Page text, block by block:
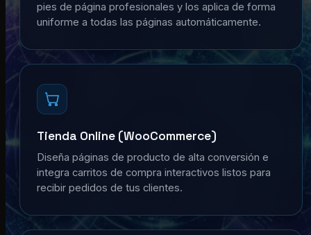
pies de página profesionales y los aplica de forma
uniforme a todas las páginas automáticamente.
Tienda Online (WooCommerce)
Diseña páginas de producto de alta conversión e
integra carritos de compra interactivos listos para
recibir pedidos de tus clientes.